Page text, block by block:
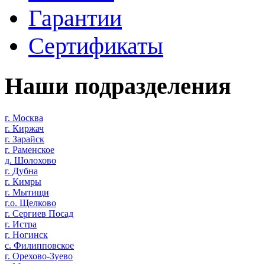
Гарантии
Сертификаты
Наши подразделения
г. Москва
г. Киржач
г. Зарайск
г. Раменское
д. Шолохово
г. Дубна
г. Кимры
г. Мытищи
г.о. Щелково
г. Сергиев Посад
г. Истра
г. Ногинск
с. Филипповское
г. Орехово-Зуево